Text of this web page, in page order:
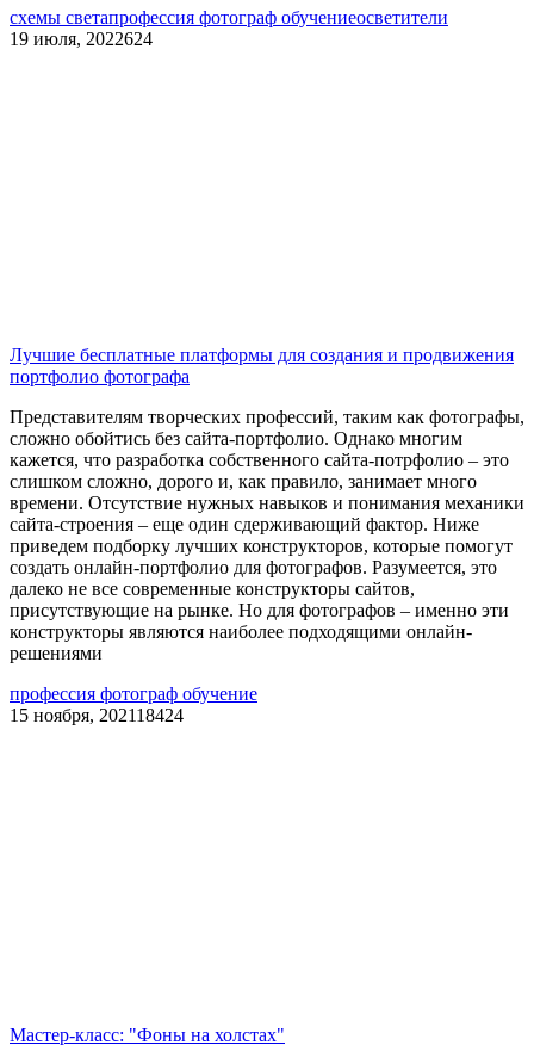
схемы светапрофессия фотограф обучениеосветители
19 июля, 2022624
Лучшие бесплатные платформы для создания и продвижения
портфолио фотографа
Представителям творческих профессий, таким как фотографы,
сложно обойтись без сайта-портфолио. Однако многим
кажется, что разработка собственного сайта-потрфолио – это
слишком сложно, дорого и, как правило, занимает много
времени. Отсутствие нужных навыков и понимания механики
сайта-строения – еще один сдерживающий фактор. Ниже
приведем подборку лучших конструкторов, которые помогут
создать онлайн-портфолио для фотографов. Разумеется, это
далеко не все современные конструкторы сайтов,
присутствующие на рынке. Но для фотографов – именно эти
конструкторы являются наиболее подходящими онлайн-
решениями
профессия фотограф обучение
15 ноября, 202118424
Мастер-класс: "Фоны на холстах"